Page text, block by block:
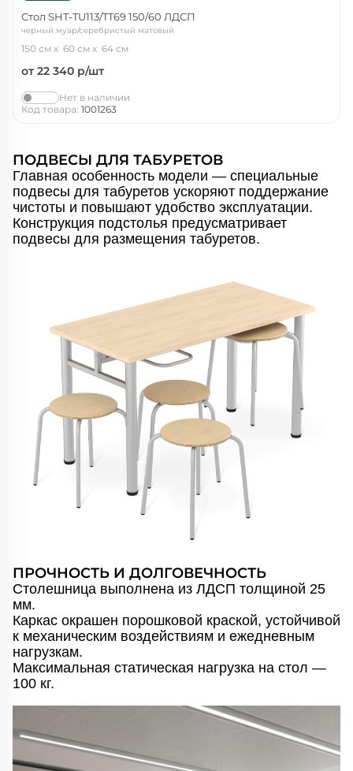
Стол SHT-TU113/TT69 150/60 ЛДСП
черный муар/серебристый матовый
150 см 60 см 64 см
от 22 340 р/шт
Нет в наличии
Код товара: 1001263
ПОДВЕСЫ ДЛЯ ТАБУРЕТОВ
Главная особенность модели — специальные
подвесы для табуретов ускоряют поддержание
чистоты и повышают удобство эксплуатации.
Конструкция подстолья предусматривает
подвесы для размещения табуретов.
ПРОЧНОСТЬ И ДОЛГОВЕЧНОСТЬ
Столешница выполнена из ЛДСП толщиной 25
мм.
Каркас окрашен порошковой краской, устойчивой
к механическим воздействиям и ежедневным
нагрузкам.
Максимальная статическая нагрузка на стол —
100 кг.